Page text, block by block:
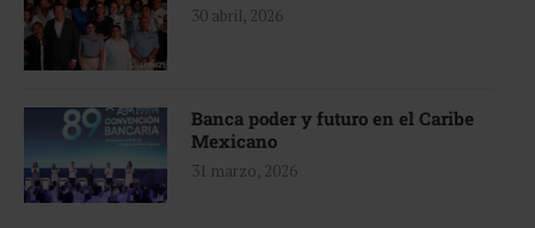
30 abril, 2026
Banca poder y futuro en el Caribe
Mexicano
31 marzo, 2026